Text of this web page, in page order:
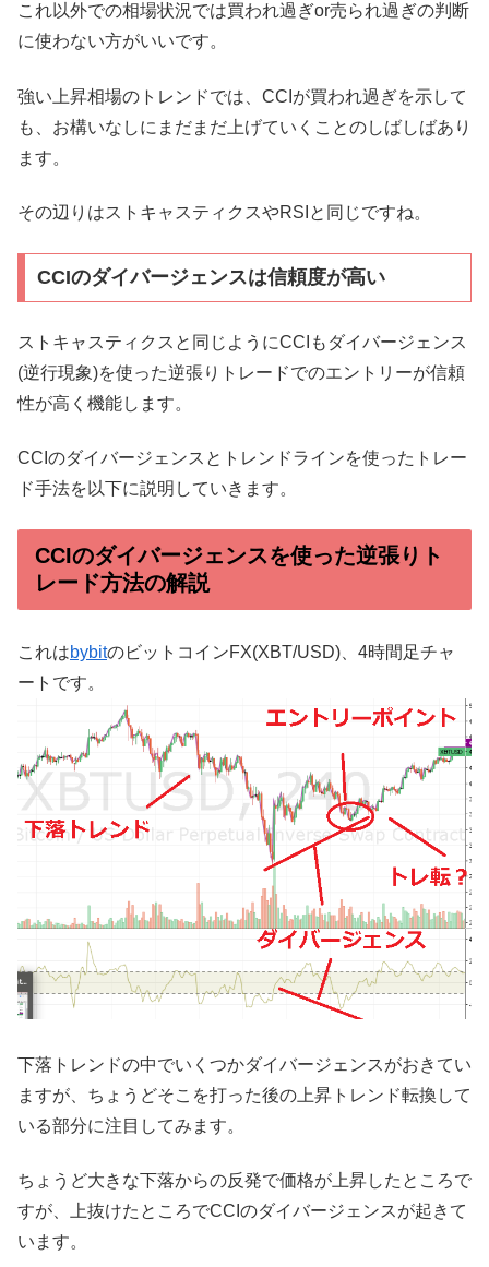
これ以外での相場状況では買われ過ぎor売られ過ぎの判断
に使わない方がいいです。
強い上昇相場のトレンドでは、CCIが買われ過ぎを示して
も、お構いなしにまだまだ上げていくことのしばしばあり
ます。
その辺りはストキャスティクスやRSIと同じですね。
CCIのダイバージェンスは信頼度が高い
ストキャスティクスと同じようにCCIもダイバージェンス
(逆行現象)を使った逆張りトレードでのエントリーが信頼
性が高く機能します。
CCIのダイバージェンスとトレンドラインを使ったトレー
ド手法を以下に説明していきます。
CCIのダイバージェンスを使った逆張りト
レード方法の解説
これはbybitのビットコインFX(XBT/USD)、4時間足チャ
ートです。
下落トレンドの中でいくつかダイバージェンスがおきてい
ますが、ちょうどそこを打った後の上昇トレンド転換して
いる部分に注目してみます。
ちょうど大きな下落からの反発で価格が上昇したところで
すが、上抜けたところでCCIのダイバージェンスが起きて
います。